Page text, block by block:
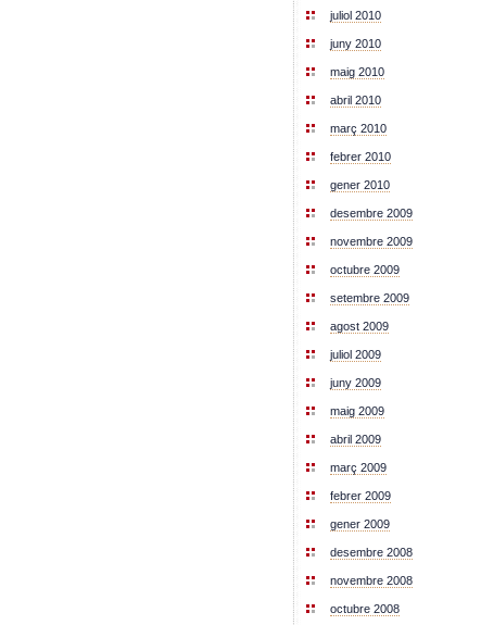
juliol 2010
juny 2010
maig 2010
abril 2010
març 2010
febrer 2010
gener 2010
desembre 2009
novembre 2009
octubre 2009
setembre 2009
agost 2009
juliol 2009
juny 2009
maig 2009
abril 2009
març 2009
febrer 2009
gener 2009
desembre 2008
novembre 2008
octubre 2008